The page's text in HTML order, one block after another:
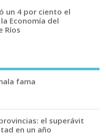
un 4 por ciento el
Economía del
Ríos
fama
el superávit
en un año